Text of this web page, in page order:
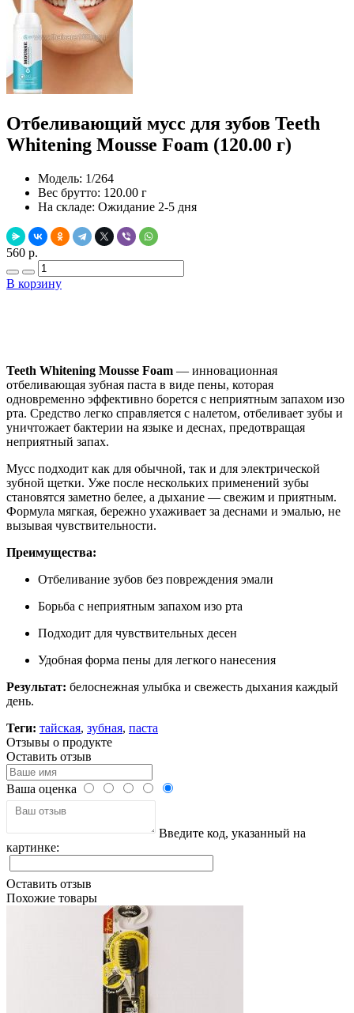
Отбеливающий мусс для зубов Teeth
Whitening Mousse Foam (120.00 г)
Модель: 1/264
Вес брутто: 120.00 г
На складе: Ожидание 2-5 дня
560 р.
В корзину
Teeth Whitening Mousse Foam — инновационная
отбеливающая зубная паста в виде пены, которая
одновременно эффективно борется с неприятным запахом изо
рта. Средство легко справляется с налетом, отбеливает зубы и
уничтожает бактерии на языке и деснах, предотвращая
неприятный запах.
Мусс подходит как для обычной, так и для электрической
зубной щетки. Уже после нескольких применений зубы
становятся заметно белее, а дыхание — свежим и приятным.
Формула мягкая, бережно ухаживает за деснами и эмалью, не
вызывая чувствительности.
Преимущества:
Отбеливание зубов без повреждения эмали
Борьба с неприятным запахом изо рта
Подходит для чувствительных десен
Удобная форма пены для легкого нанесения
Результат: белоснежная улыбка и свежесть дыхания каждый
день.
Теги: тайская, зубная, паста
Отзывы о продукте
Оставить отзыв
Ваша оценка
Введите код, указанный на
картинке:
Оставить отзыв
Похожие товары